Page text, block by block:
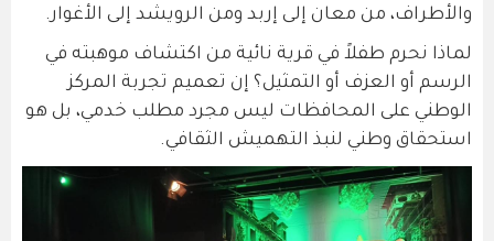
والأطراف، من معان إلى إربد ومن الرويشد إلى الأغوار.
لماذا نحرم طفلاً في قرية نائية من اكتشاف موهبته في
الرسم أو العزف أو التمثيل؟ إن تعميم تجربة المركز
الوطني على المحافظات ليس مجرد مطلب خدمي، بل هو
استحقاق وطني لنبذ التهميش الثقافي.